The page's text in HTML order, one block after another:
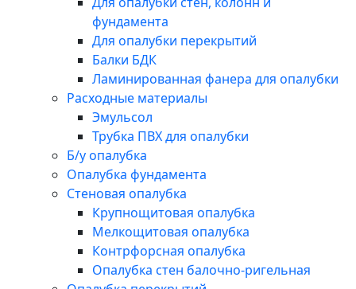
фундамента
Для опалубки перекрытий
Балки БДК
Ламинированная фанера для опалубки
Расходные материалы
Эмульсол
Трубка ПВХ для опалубки
Б/у опалубка
Опалубка фундамента
Стеновая опалубка
Крупнощитовая опалубка
Мелкощитовая опалубка
Контрфорсная опалубка
Опалубка стен балочно-ригельная